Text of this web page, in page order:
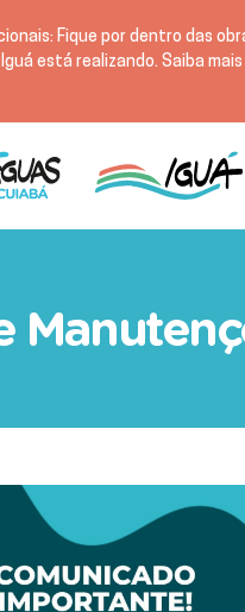
Fique por dentro das
está realizando. Saiba mais